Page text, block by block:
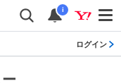
i
ログイン